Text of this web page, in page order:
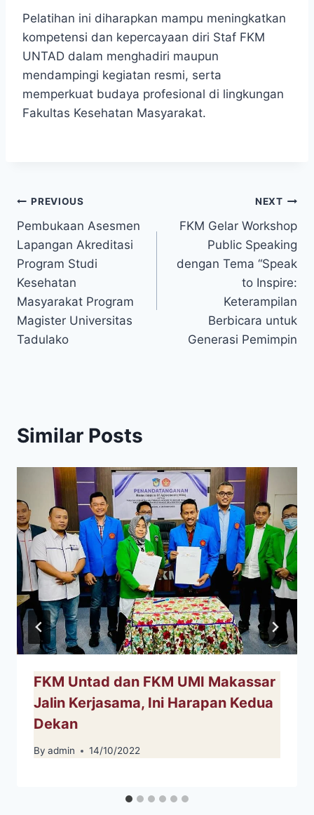
Pelatihan ini diharapkan mampu meningkatkan
kompetensi dan kepercayaan diri Staf FKM
UNTAD dalam menghadiri maupun
mendampingi kegiatan resmi, serta
memperkuat budaya profesional di lingkungan
Fakultas Kesehatan Masyarakat.
Post
navigation
PREVIOUS
Pembukaan Asesmen
Lapangan Akreditasi
Program Studi
Kesehatan
Masyarakat Program
Magister Universitas
Tadulako
NEXT
FKM Gelar Workshop
Public Speaking
dengan Tema “Speak
to Inspire:
Keterampilan
Berbicara untuk
Generasi Pemimpin
Similar Posts
FKM Untad dan FKM UMI Makassar
Jalin Kerjasama, Ini Harapan Kedua
Dekan
By admin 14/10/2022